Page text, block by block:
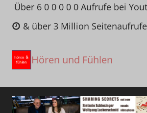
Zum
Inhalt
springen
Über 6 0 0 0 0 0 Aufrufe bei
& über 3 Million Seitenaufrufe
Hören und Fühlen